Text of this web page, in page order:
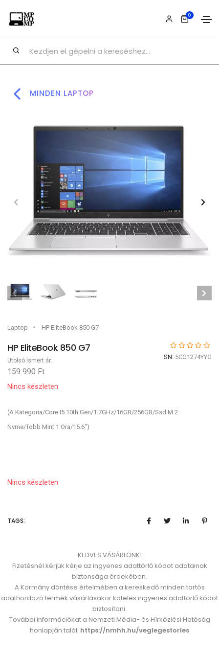
0
MINDEN LAPTOP
Laptop HP EliteBook 850 G7
HP EliteBook 850 G7
Utolsó ismert ár:
159 990 Ft
Nincs készleten
SN: 5CG1274YYG
(A Kategoria/Core I5 10th Gen/1.7GHz/16GB/256GB/Ssd M 2
Nvme/Tobb Mint 1 Ora/15.6")
Nincs készleten
TAGS:
KEDVES VÁSÁRLÓNK!
Fizetésnél kérjük kérje az ingyenes adattörlő kódot adatainak
biztonsága érdekében.
A Kormány döntése értelmében a kereskedő minden tartós
adathordozó termék vásárlásakor köteles ingyenes adattörlő kódot
biztosítani.
További információkat a Nemzeti Média- és Hírközlési Hatóság
honlapján talál: https://nmhh.hu/veglegestorles